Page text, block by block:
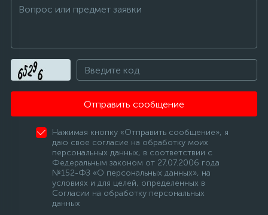
Отправить сообщение
Нажимая кнопку «Отправить сообщение», я
даю свое согласие на обработку моих
персональных данных, в соответствии с
Федеральным законом от 27.07.2006 года
№152-ФЗ «О персональных данных», на
условиях и для целей, определенных в
Согласии на обработку персональных
данных